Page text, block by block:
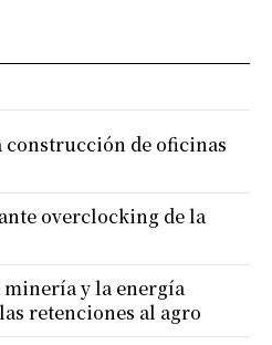
construcción de oficinas
overclocking de la
y la energía
retenciones al agro